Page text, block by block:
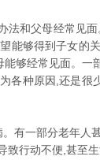
和父母经常见
能够得到子女的
够经常见面。一
各种原因,还是很
有一部分老年人
致行动不便,甚至